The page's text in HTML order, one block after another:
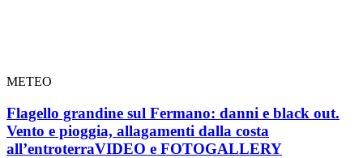
METEO
Flagello grandine sul Fermano: danni e black out.
Vento e pioggia, allagamenti dalla costa
all’entroterraVIDEO e FOTOGALLERY